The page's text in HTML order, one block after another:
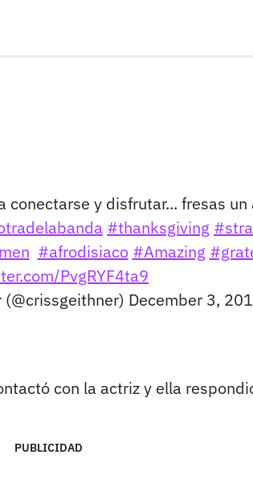
conectarse y disfrutar... fresas
#thanksgiving
#afrodisiaco #Amazing
PvgRYF4ta9
December 3,
con la actriz y ella
PUBLICIDAD